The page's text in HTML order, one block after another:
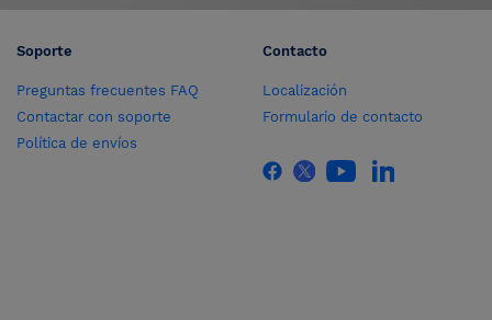
Soporte
Preguntas frecuentes FAQ
Contactar con soporte
Política de envíos
Contacto
Localización
Formulario de contacto